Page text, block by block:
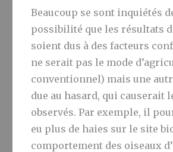
Beaucoup se sont inquiétés
possibilité que les résultats
soient dus à des facteurs
ne serait pas le mode
conventionnel) mais une
due au hasard, qui causerait
observés. Par exemple, il
eu plus de haies sur le site
comportement des oiseaux